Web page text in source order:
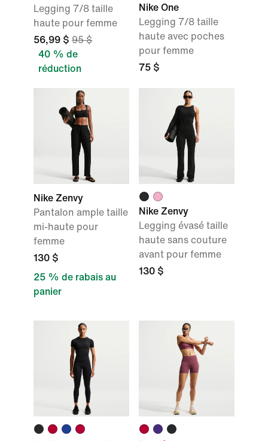
Legging 7/8 taille
haute pour femme
56,99 $ 95 $
40 % de
réduction
Nike One
Legging 7/8 taille
haute avec poches
pour femme
75 $
Nike Zenvy
Pantalon ample taille
mi-haute pour
femme
130 $
25 % de rabais au
panier
Nike Zenvy
Legging évasé taille
haute sans couture
avant pour femme
130 $